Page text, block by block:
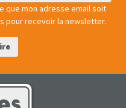
que mon adresse email soit
pour recevoir la newsletter.